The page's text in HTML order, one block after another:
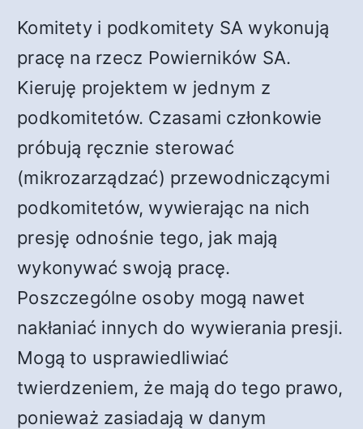
Komitety i podkomitety SA wykonują
pracę na rzecz Powierników SA.
Kieruję projektem w jednym z
podkomitetów. Czasami członkowie
próbują ręcznie sterować
(mikrozarządzać) przewodniczącymi
podkomitetów, wywierając na nich
presję odnośnie tego, jak mają
wykonywać swoją pracę.
Poszczególne osoby mogą nawet
nakłaniać innych do wywierania presji.
Mogą to usprawiedliwiać
twierdzeniem, że mają do tego prawo,
ponieważ zasiadają w danym